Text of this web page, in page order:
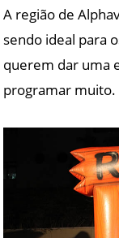
A região de
sendo ideal para
querem dar uma
programar muito.